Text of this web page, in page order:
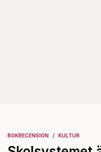
BOKRECENSION KULTUR